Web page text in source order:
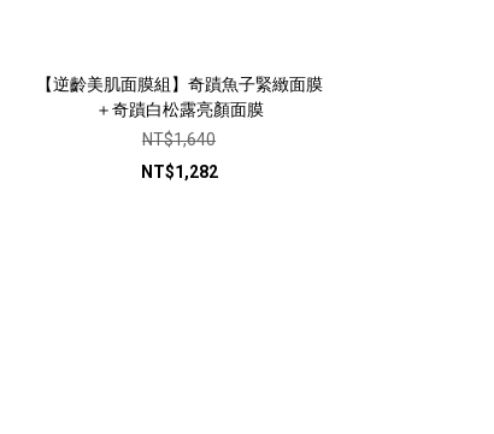
【逆齡美肌面膜組】奇蹟魚子緊緻面膜
＋奇蹟白松露亮顏面膜
NT$1,640
NT$1,282